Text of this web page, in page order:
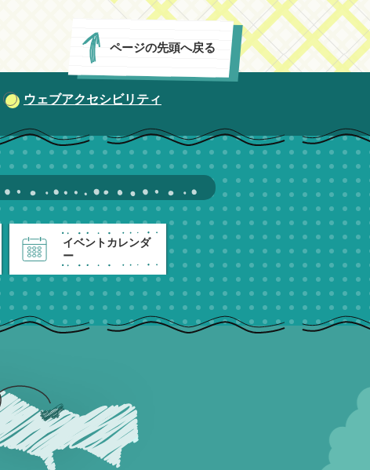
ページの先頭へ戻る
ウェブアクセシビリティ
イベントカレンダ
ー